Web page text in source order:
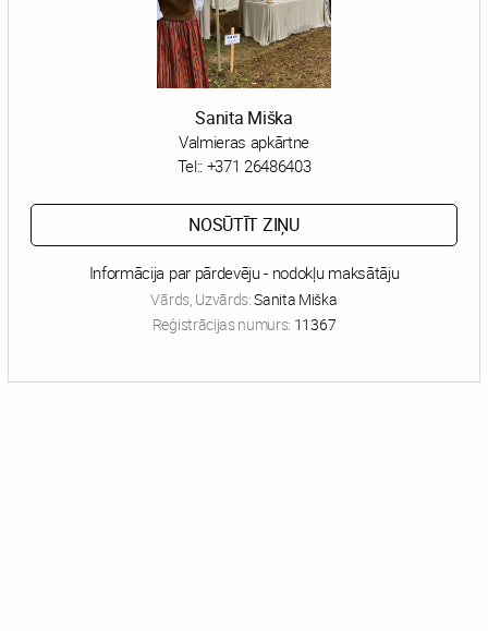
Sanita Miška
Valmieras apkārtne
Tel:: +371 26486403
NOSŪTĪT ZIŅU
Informācija par pārdevēju - nodokļu maksātāju
Vārds, Uzvārds:Sanita Miška
Reģistrācijas numurs: 11367